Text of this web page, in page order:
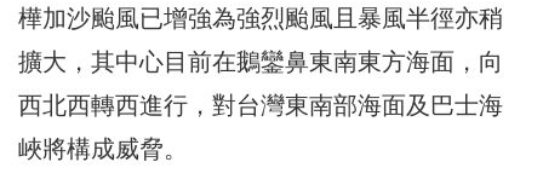
樺加沙颱風已增強為強烈颱風且暴風半徑亦稍
擴大，其中心目前在鵝鑾鼻東南東方海面，向
西北西轉西進行，對台灣東南部海面及巴士海
峽將構成威脅。